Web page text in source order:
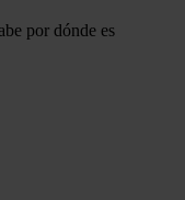
por dónde es